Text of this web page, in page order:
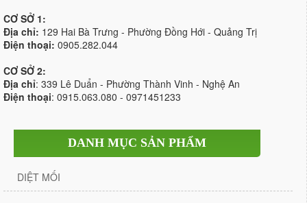
CƠ SỞ 1:
Địa chỉ: 129 Hai Bà Trưng - Phường Đồng Hới - Quảng Trị
Điện thoại: 0905.282.044
CƠ SỞ 2:
Địa chỉ: 339 Lê Duẩn - Phường Thành Vinh - Nghệ An
Điện thoại: 0915.063.080 - 0971451233
DANH MỤC SẢN PHẨM
DIỆT MỐI